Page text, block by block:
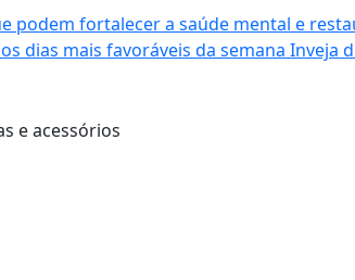
podem fortalecer a saúde mental e
dias mais favoráveis da semana Inveja